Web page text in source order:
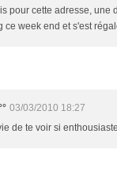
pour cette adresse, une
ce week end et s'est
03/03/2010 18:27
de te voir si